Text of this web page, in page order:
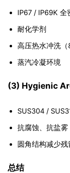
IP67 / IP69K 全
耐化学剂
高压热水冲洗（
蒸汽冷凝环境
(3) Hygienic
SUS304 /
抗腐蚀、抗盐雾
圆角结构减少残
总结